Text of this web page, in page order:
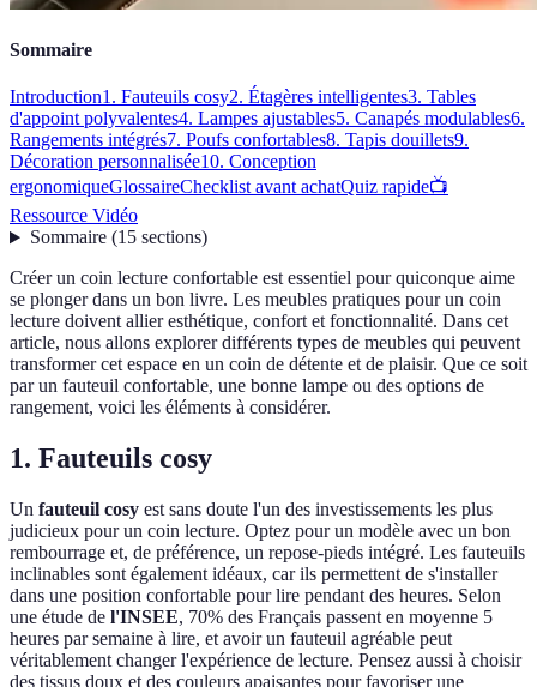
Sommaire
Introduction1. Fauteuils cosy2. Étagères intelligentes3. Tables
d'appoint polyvalentes4. Lampes ajustables5. Canapés modulables6.
Rangements intégrés7. Poufs confortables8. Tapis douillets9.
Décoration personnalisée10. Conception
ergonomiqueGlossaireChecklist avant achatQuiz rapide📺
Ressource Vidéo
Sommaire(15 sections)
Créer un coin lecture confortable est essentiel pour quiconque aime
se plonger dans un bon livre. Les meubles pratiques pour un coin
lecture doivent allier esthétique, confort et fonctionnalité. Dans cet
article, nous allons explorer différents types de meubles qui peuvent
transformer cet espace en un coin de détente et de plaisir. Que ce soit
par un fauteuil confortable, une bonne lampe ou des options de
rangement, voici les éléments à considérer.
1. Fauteuils cosy
Un fauteuil cosy est sans doute l'un des investissements les plus
judicieux pour un coin lecture. Optez pour un modèle avec un bon
rembourrage et, de préférence, un repose-pieds intégré. Les fauteuils
inclinables sont également idéaux, car ils permettent de s'installer
dans une position confortable pour lire pendant des heures. Selon
une étude de l'INSEE, 70% des Français passent en moyenne 5
heures par semaine à lire, et avoir un fauteuil agréable peut
véritablement changer l'expérience de lecture. Pensez aussi à choisir
des tissus doux et des couleurs apaisantes pour favoriser une